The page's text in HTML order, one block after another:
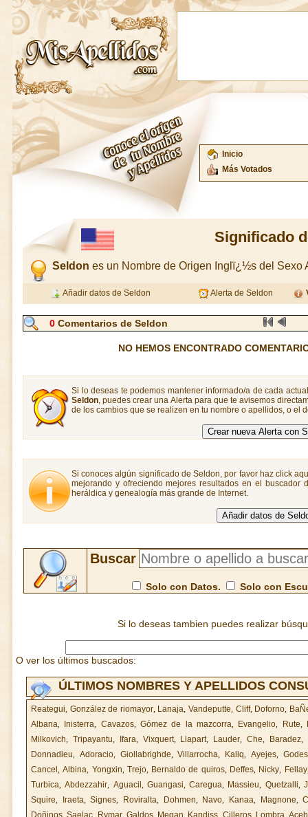
Inicio
Más Votados
Significado
Seldon es un Nombre de Origen Inglï¿½s del Sexo
Añadir datos de Seldon Alerta de Seldon
0 Comentarios de Seldon
NO HEMOS ENCONTRADO
Si lo deseas te podemos mantener informado/a de cada
Seldon, puedes crear una Alerta para que te avisemos
de los cambios que se realizen en tu nombre o apellidos, o el
Si conoces algún significado de Seldon, por favor haz click
mejorando y ofreciendo mejores resultados en el buscador
heráldica y genealogía más grande de Internet.
Buscar
Solo con Datos. Solo con
Si lo deseas tambien puedes realizar
O ver los últimos buscados:
ÚLTIMOS NOMBRES Y APELLIDOS
Reategui, González de riomayor, Lanaja, Vandeputte, Cliff, Doforno,
Albana, Inisterra, Cavazos, Gómez de la mazcorra, Evangelio, Rute,
Milkovich, Tripayantu, Ifara, Vixquert, Llapart, Lauder,Che, Baradez,
Donnadieu, Adoracio, Giollabrighde,Villarrocha, Kaliq,Ayejes, Godes
Cancel ,Albina, Yongxin, Trejo, Bernaldo de quiros, Deffes, Nicky, Fellay
Turbica,Abdezzahir, Aguacil , Guangasi,Caregua, Massieu, Quetzalli,
Squire, Iraeta,Signes, Roviralta, Dohmen, Navo, Kanaa, Magnone,
Doñinos,Saelac, Rymar, Galdos, Megan, Kandiss, Cilleros, Lombra,